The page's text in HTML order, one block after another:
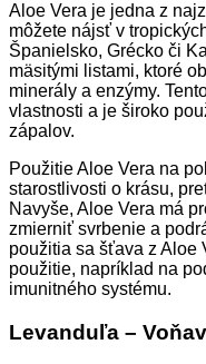
Aloe Vera je jedna z
môžete nájsť v
Španielsko, Grécko či
mäsitými listami, ktoré
minerály a enzýmy.
vlastnosti a je široko
zápalov.
Použitie Aloe Vera na
starostlivosti o krásu,
Navyše, Aloe Vera má
zmierniť svrbenie a
použitia sa šťava z Aloe
použitie, napríklad na
imunitného systému.
Levanduľa –